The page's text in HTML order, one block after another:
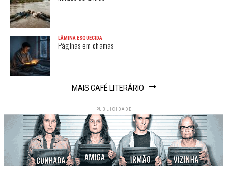
LÂMINA ESQUECIDA
Páginas em chamas
MAIS CAFÉ LITERÁRIO
PUBLICIDADE